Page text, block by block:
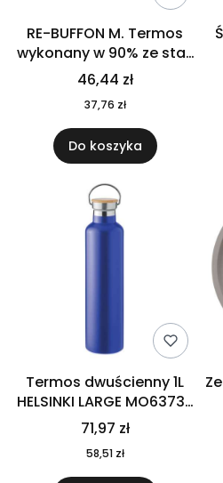
RE-BUFFON M. Termos
wykonany w 90% ze stali
nierdzewnej
pochodzącej z
recyklingu 520 ml 94294
46,44 zł
37,76 zł
Do koszyka
Termos dwuścienny 1L
HELSINKI LARGE MO6373-
04
71,97 zł
58,51 zł